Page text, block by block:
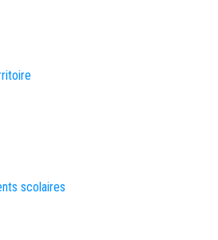
scolaires